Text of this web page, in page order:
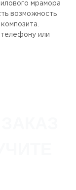
мрамора
возможность
или